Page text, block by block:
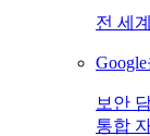
전 세
보안
통합